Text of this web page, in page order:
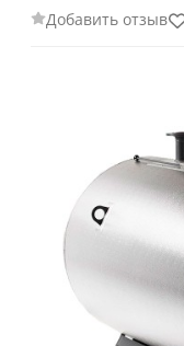
Добавить отзыв